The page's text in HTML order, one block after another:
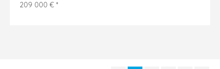
209 000 € *